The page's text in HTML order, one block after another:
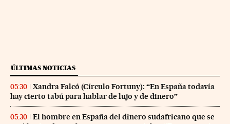
ÚLTIMAS NOTICIAS
05:30
Xandra Falcó (Círculo Fortuny): “En España todavía
hay cierto tabú para hablar de lujo y de dinero”
05:30
El hombre en España del dinero sudafricano que se